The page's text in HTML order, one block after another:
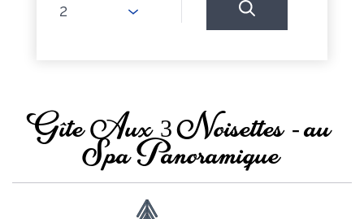
Gîte Aux 3 Noisettes - au
Spa Panoramique